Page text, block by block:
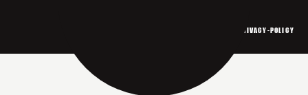
PRIVACY-POLICY